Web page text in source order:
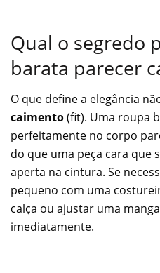
Qual o segredo
barata parecer
O que define a elegância
caimento(fit). Uma roupa
perfeitamente no corpo
do que uma peça cara que
aperta na cintura. Se
pequeno com uma
calça ou ajustar uma
imediatamente.